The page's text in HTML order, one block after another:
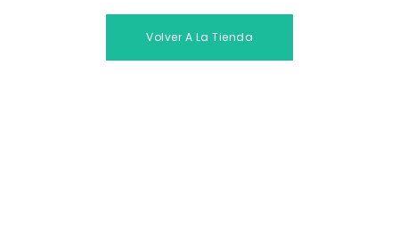
Volver A La Tienda